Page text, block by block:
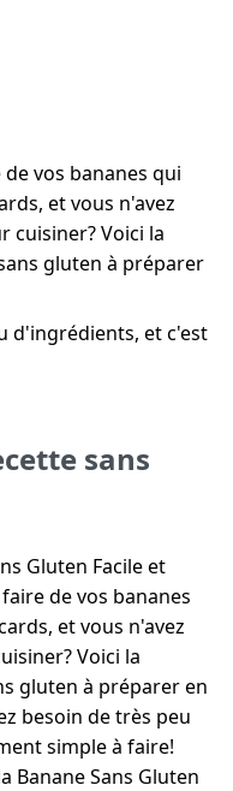
vos bananes qui
et vous n'avez
cuisiner? Voici la
gluten à préparer
d'ingrédients, et c'est
sans
Gluten Facile et
de vos bananes
et vous n'avez
Voici la
gluten à préparer en
besoin de très peu
simple à faire!
Banane Sans Gluten